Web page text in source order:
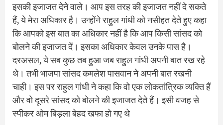
इसकी इजाजत देने वाले। आप इस तरह की इजाजत नहीं दे सकते
हैं, ये मेरा अधिकार है। उन्‍होंने राहुल गांधी को नसीहत देते हुए कहा
कि आपको इस बात का अधिकार नहीं है कि आप किसी सांसद को
बोलने की इजाजत दें। इसका अधिकार केवल उनके पास है।
दरअसल, ये सब कुछ तब हुआ जब राहुल गांधी अपनी बात रख रहे
थे। तभी भाजपा सांसद कमलेश पासवान ने अपनी बात रखनी
चाही। इस पर राहुल गांधी ने कहा कि वो एक लोकतांत्रिक व्‍यक्ति हैं
और वो दूसरे सांसद को बोलने की इजाजत देते हैं। इसी वजह से
स्‍पीकर ओम ब‍िड़ला बेहद खफा हो गए थे